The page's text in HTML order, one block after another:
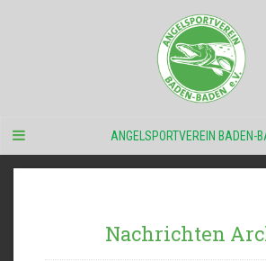
ANGELSPORTVEREIN BADEN-
Nachrichten